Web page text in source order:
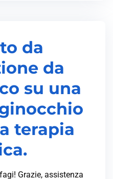
da
da
su una
terapia
Grazie, assistenza